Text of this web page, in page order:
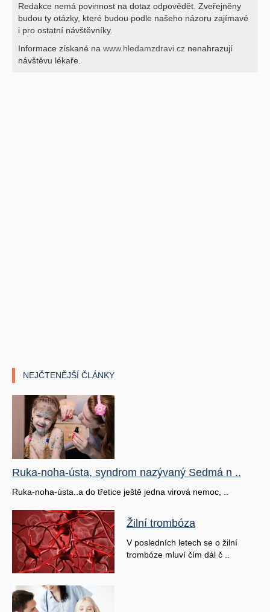
Redakce nemá povinnost na dotaz odpovědět. Zveřejněny
budou ty otázky, které budou podle našeho názoru zajímavé
i pro ostatní návštěvníky.
Informace získané na www.hledamzdravi.cz nenahrazují
návštěvu lékaře.
NEJČTENĚJŠÍ ČLÁNKY
Ruka-noha-ústa, syndrom nazývaný Sedmá n ..
Ruka-noha-ústa..a do třetice ještě jedna virová nemoc, ..
Žilní trombóza
V posledních letech se o žilní
trombóze mluví čím dál č ..